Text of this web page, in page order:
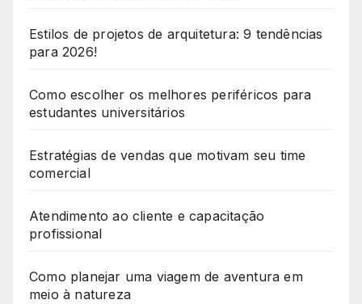
Estilos de projetos de arquitetura: 9 tendências
para 2026!
Como escolher os melhores periféricos para
estudantes universitários
Estratégias de vendas que motivam seu time
comercial
Atendimento ao cliente e capacitação
profissional
Como planejar uma viagem de aventura em
meio à natureza